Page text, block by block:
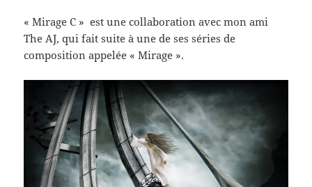
« Mirage C » est une collaboration avec mon ami
The AJ, qui fait suite à une de ses séries de
composition appelée « Mirage ».